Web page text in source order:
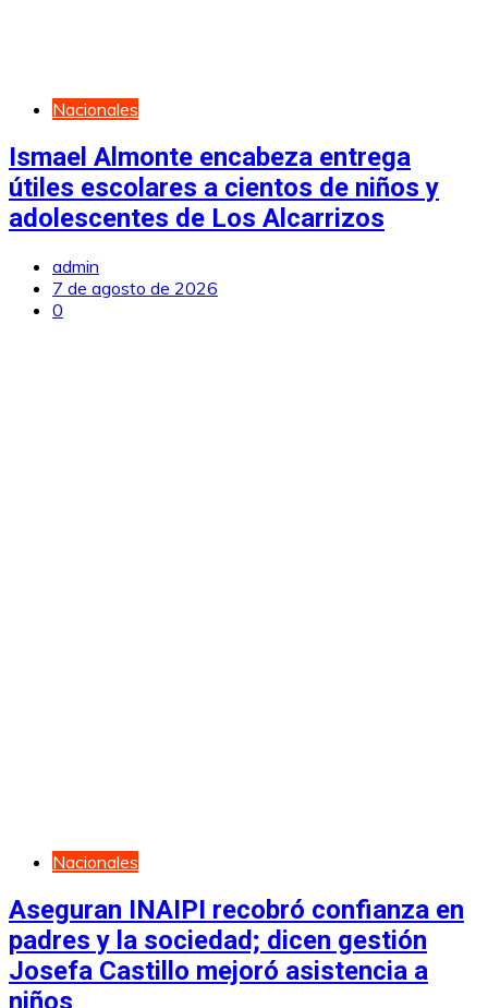
Nacionales
Ismael Almonte encabeza entrega
útiles escolares a cientos de niños y
adolescentes de Los Alcarrizos
admin
7 de agosto de 2026
0
Nacionales
Aseguran INAIPI recobró confianza en
padres y la sociedad; dicen gestión
Josefa Castillo mejoró asistencia a
niños